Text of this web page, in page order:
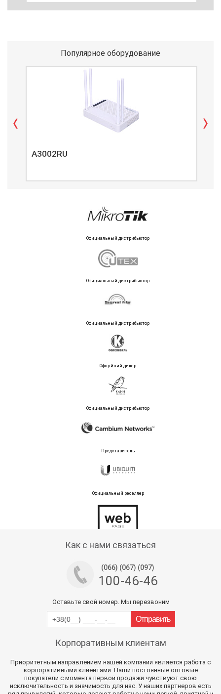
Популярное оборудование
A3002RU
Официальный дистрибьютор
Официальный дистрибьютор
Официальный дистрибьютор
Офіційний дилер
Официальный дистрибьютор
Представитель
Официальный реселлер
Как с нами связаться
(066) (067) (097)
100-46-46
Оставьте свой номер. Мы перезвоним
Корпоративным клиентам
Приоритетным направлением нашей компании является работа с
корпоративными клиентами. Наши постоянные оптовые
покупатели с момента первой продажи чувствуют свою
исключительность и значимость для нас. У наших партнеров есть